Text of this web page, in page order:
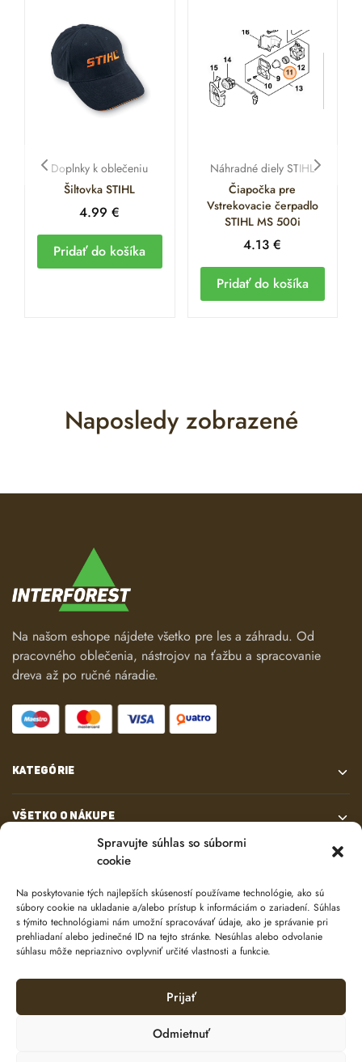
Spravujte súhlas so súbormi
cookie
Na poskytovanie tých najlepších skúseností používame technológie, ako sú
súbory cookie na ukladanie a/alebo prístup k informáciám o zariadení. Súhlas
s týmito technológiami nám umožní spracovávať údaje, ako je správanie pri
prehliadaní alebo jedinečné ID na tejto stránke. Nesúhlas alebo odvolanie
súhlasu môže nepriaznivo ovplyvniť určité vlastnosti a funkcie.
Prijať
Odmietnuť
Doplnky k oblečeniu
Šiltovka STIHL
4.99€
Pridať do košíka
Náhradné diely STIHL
Čiapočka pre
Vstrekovacie čerpadlo
STIHL MS 500i
4.13€
Pridať do košíka
Naposledy zobrazené
Na našom eshope nájdete všetko pre les a záhradu. Od
pracovného oblečenia, nástrojov na ťažbu a spracovanie
dreva až po ručné náradie.
KATEGÓRIE
VŠETKO O NÁKUPE
© 2024 e-shop od